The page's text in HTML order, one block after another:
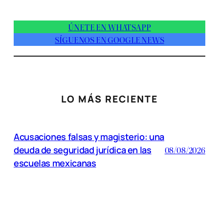
ÚNETE EN WHATSAPP
SÍGUENOS EN GOOGLE NEWS
LO MÁS RECIENTE
Acusaciones falsas y magisterio: una
deuda de seguridad jurídica en las
escuelas mexicanas
08/08/2026